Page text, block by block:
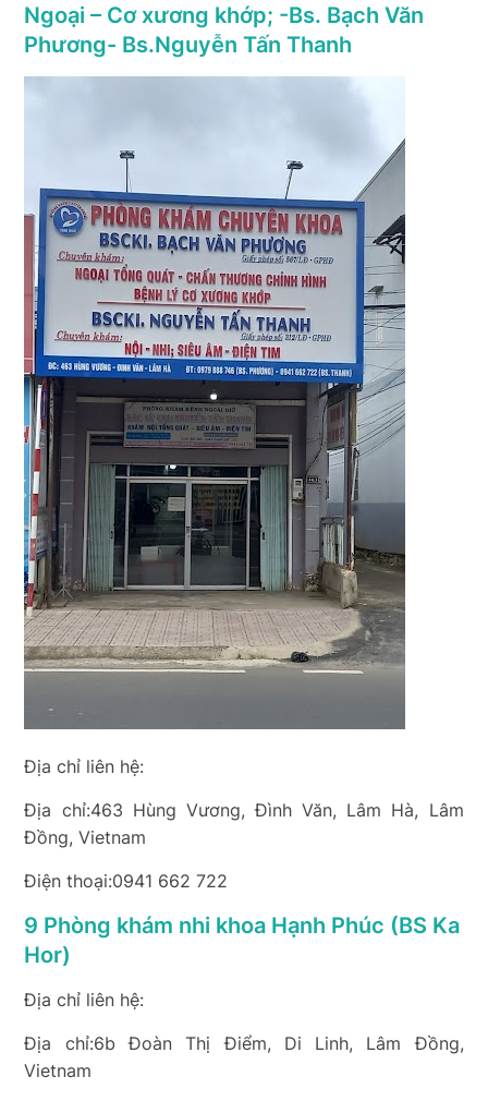
Ngoại – Cơ xương khớp; -Bs. Bạch Văn
Phương- Bs.Nguyễn Tấn Thanh
Địa chỉ liên hệ:
Địa chỉ:463 Hùng Vương, Đình Văn, Lâm Hà, Lâm
Đồng, Vietnam
Điện thoại:0941 662 722
9 Phòng khám nhi khoa Hạnh Phúc (BS Ka
Hor)
Địa chỉ liên hệ:
Địa chỉ:6b Đoàn Thị Điểm, Di Linh, Lâm Đồng,
Vietnam